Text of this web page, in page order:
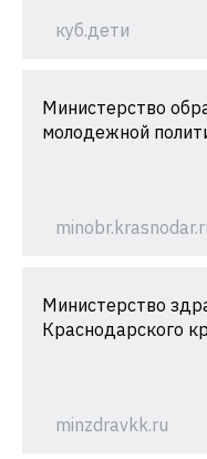
куб.дети
Министерство
молодежной
Министерство
Краснодарского
minzdravkk.ru